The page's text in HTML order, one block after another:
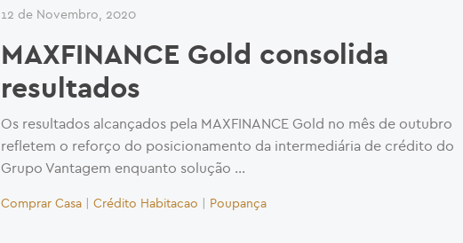
12 de Novembro, 2020
MAXFINANCE Gold consolida
resultados
Os resultados alcançados pela MAXFINANCE Gold no mês de outubro
refletem o reforço do posicionamento da intermediária de crédito do
Grupo Vantagem enquanto solução …
Comprar Casa Crédito Habitacao Poupança